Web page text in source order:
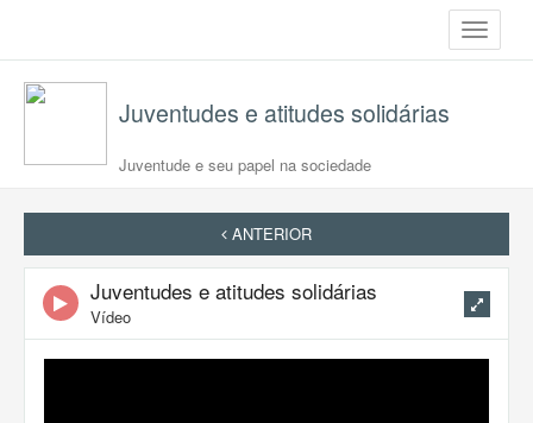
Toggle
Juventudes e atitudes solidárias
Juventude e seu papel na sociedade
ANTERIOR
Juventudes e atitudes solidárias
Vídeo